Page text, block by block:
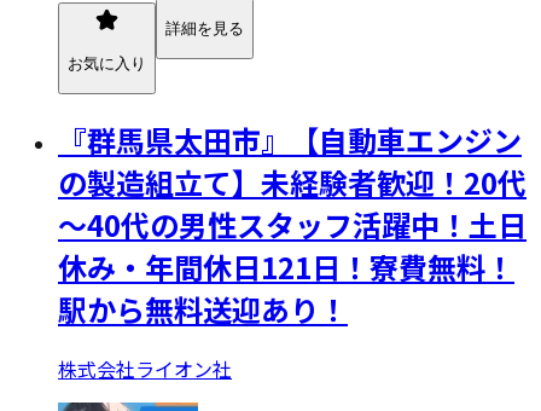
お気に入り
詳細を見る
『群馬県太田市』【自動車エンジン
の製造組立て】未経験者歓迎！20代
～40代の男性スタッフ活躍中！土日
休み・年間休日121日！寮費無料！
駅から無料送迎あり！
株式会社ライオン社